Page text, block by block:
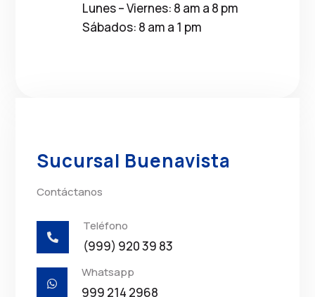
Lunes – Viernes: 8 am a 8 pm
Sábados: 8 am a 1 pm
Sucursal Buenavista
Contáctanos

Teléfono
(999) 920 39 83

Whatsapp
999 214 2968